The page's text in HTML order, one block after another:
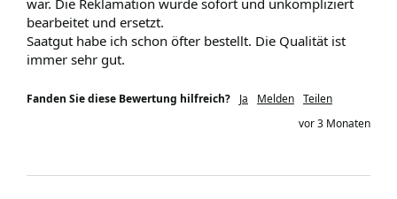
bearbeitet und ersetzt.
Saatgut habe ich schon öfter bestellt. Die Qualität ist
Fanden Sie diese Bewertung hilfreich? Ja Melden Teilen
vor 3 Monaten